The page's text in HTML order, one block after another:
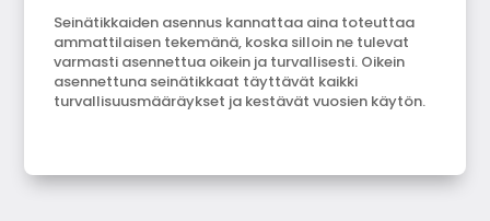
Seinätikkaiden asennus kannattaa aina toteuttaa
ammattilaisen tekemänä, koska silloin ne tulevat
varmasti asennettua oikein ja turvallisesti. Oikein
asennettuna seinätikkaat täyttävät kaikki
turvallisuusmääräykset ja kestävät vuosien käytön.